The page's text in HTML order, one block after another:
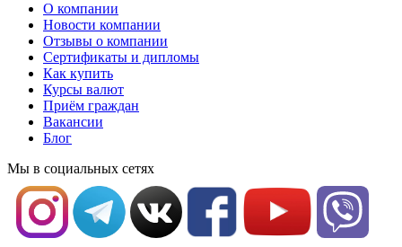
О компании
Новости компании
Отзывы о компании
Сертификаты и дипломы
Как купить
Курсы валют
Приём граждан
Вакансии
Блог
Мы в социальных сетях